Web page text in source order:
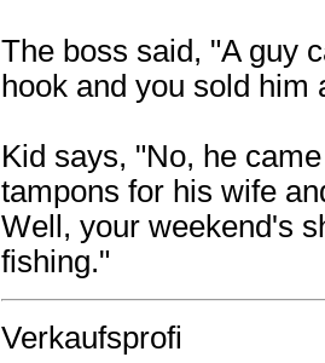
The boss said, "A guy
hook and you sold him
Kid says, "No, he
tampons for his wife
Well, your weekend's
fishing."
Verkaufsprofi